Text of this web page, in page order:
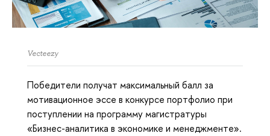
Vecteezy
Победители получат максимальный балл за
мотивационное эссе в конкурсе портфолио при
поступлении на программу магистратуры
«Бизнес-аналитика в экономике и менеджменте».